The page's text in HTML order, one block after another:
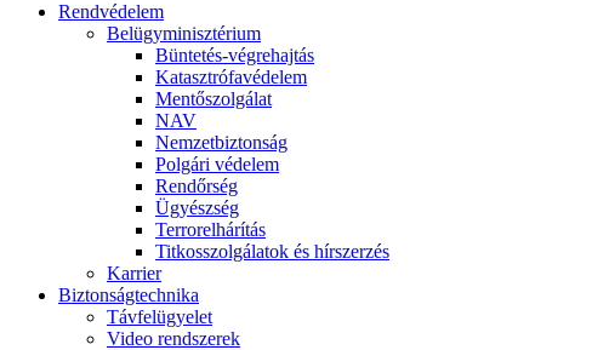
Rendvédelem
Belügyminisztérium
Büntetés-végrehajtás
Katasztrófavédelem
Mentőszolgálat
NAV
Nemzetbiztonság
Polgári védelem
Rendőrség
Ügyészség
Terrorelhárítás
Titkosszolgálatok és hírszerzés
Karrier
Biztonságtechnika
Távfelügyelet
Video rendszerek